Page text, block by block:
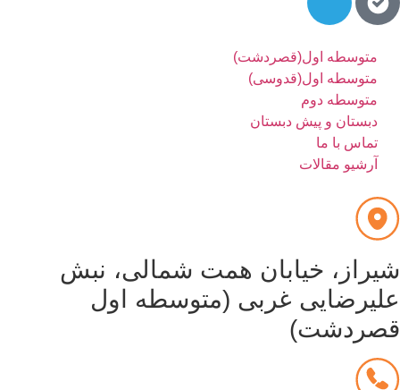
متوسطه اول(قصردشت)
متوسطه اول(قدوسی)
متوسطه دوم
دبستان و پیش دبستان
تماس با ما
آرشیو مقالات
خیابان همت شمالی، نبش
غربی (متوسطه اول